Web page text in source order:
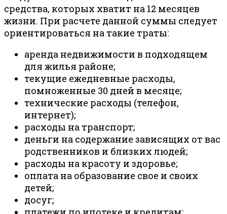
средства, которых хватит на 12 месяцев
жизни. При расчете данной суммы следует
ориентироваться на такие траты:
аренда недвижимости в подходящем
для жилья районе;
текущие ежедневные расходы,
помноженные 30 дней в месяце;
технические расходы (телефон,
интернет);
расходы на транспорт;
деньги на содержание зависящих от вас
родственников и близких людей;
расходы на красоту и здоровье;
оплата на образование свое и своих
детей;
досуг;